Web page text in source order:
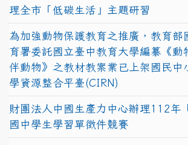
理全市「低碳生活」主題研習
為加強動物保護教育之推廣，教育部
育署委託國立臺中教育大學編纂《動
伴動物》之教材教案業已上架國民中
學資源整合平臺(CIRN)
財團法人中國生產力中心辦理112年
國中學生學習單徵件競賽